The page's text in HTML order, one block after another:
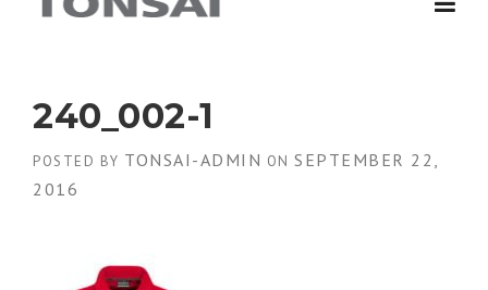
240_002-1
POSTED BY TONSAI-ADMIN ON SEPTEMBER 22,
2016